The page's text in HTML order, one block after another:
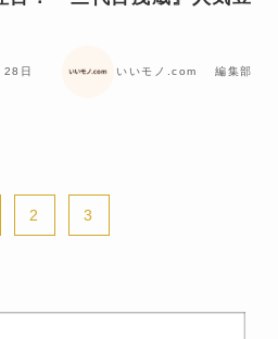
日 いいモノ.com 編集部
2 3